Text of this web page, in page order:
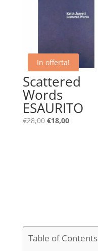
In offerta!
Scattered
Words
ESAURITO
€28,00 Il
€18,00Il
Table of Contents